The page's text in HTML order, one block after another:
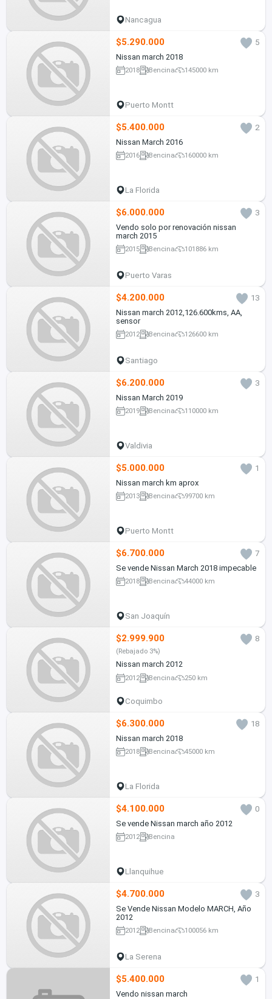
Nancagua
$5.290.000
5
Nissan march 2018
2018 Bencina 145000 km
Puerto Montt
$5.400.000
2
Nissan March 2016
2016 Bencina 160000 km
La Florida
$6.000.000
3
Vendo solo por renovación nissan
march 2015
2015 Bencina 101886 km
Puerto Varas
$4.200.000
13
Nissan march 2012,126.600kms, AA,
sensor
2012 Bencina 126600 km
Santiago
$6.200.000
3
Nissan March 2019
2019 Bencina 110000 km
Valdivia
$5.000.000
1
Nissan march km aprox
2013 Bencina 99700 km
Puerto Montt
$6.700.000
7
Se vende Nissan March 2018 impecable
2018 Bencina 44000 km
San Joaquín
$2.999.900 8
(Rebajado 3%)
Nissan march 2012
2012 Bencina 250 km
Coquimbo
$6.300.000
18
Nissan march 2018
2018 Bencina 45000 km
La Florida
$4.100.000
0
Se vende Nissan march año 2012
2012 Bencina
Llanquihue
$4.700.000
3
Se Vende Nissan Modelo MARCH, Año
2012
2012 Bencina 100056 km
La Serena
$5.400.000
1
Vendo nissan march